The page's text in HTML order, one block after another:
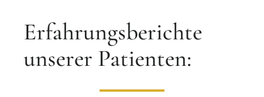
Erfahrungsberichte
unserer Patienten: